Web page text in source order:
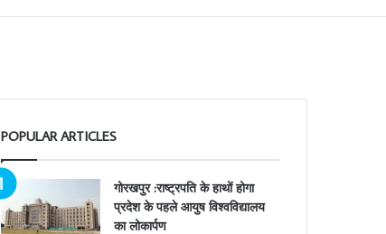
POPULAR ARTICLES
गोरखपुर :राष्ट्रपति के हाथों होगा
प्रदेश के पहले आयुष विश्वविद्यालय
का लोकार्पण